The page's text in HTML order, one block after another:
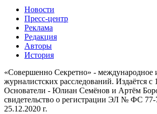
Новости
Пресс-центр
Реклама
Редакция
Авторы
История
«Совершенно Секретно» - международное
журналистских расследований. Издаётся с
Основатели - Юлиан Семёнов и Артём
свидетельство о регистрации ЭЛ № ФС 77-
25.12.2020 г.